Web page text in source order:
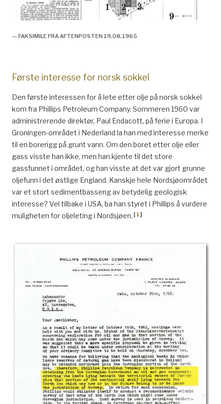
— FAKSIMILE FRA AFTENPOSTEN 19.08.1965
Første interesse for norsk sokkel
Den første interessen for å lete etter olje på norsk sokkel
kom fra Phillips Petroleum Company. Sommeren 1960 var
administrerende direktør, Paul Endacott, på ferie i Europa. I
Groningen-området i Nederland la han med interesse merke
til en borerigg på grunt vann. Om den boret etter olje eller
gass visste han ikke, men han kjente til det store
gassfunnet i området, og han visste at det var gjort grunne
oljefunn i det østlige England. Kanskje hele Nordsjøområdet
var et stort sedimentbasseng av betydelig geologisk
interesse? Vel tilbake i USA, ba han styret i Phillips å vurdere
muligheten for oljeleting i Nordsjøen. [1]